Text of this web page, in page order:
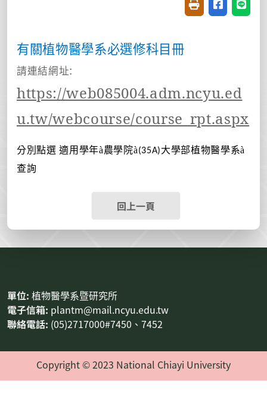
友善列印(開新視
分享至臉書
分享
有關植物醫學系必選修科目冊
請連結網址:
https://web085004.adm.ncyu.ed
u.tw/webcourse/course_rpt.aspx
分別點選 適用學年à農學院à(35A)大學部植物醫學系à
查詢
回上一頁
單位: 植物醫學系暨研究所
電子信箱: plantm@mail.ncyu.edu.tw
聯絡電話: (05)2717000#7450、7452
Copyright © 2023 National Chiayi University